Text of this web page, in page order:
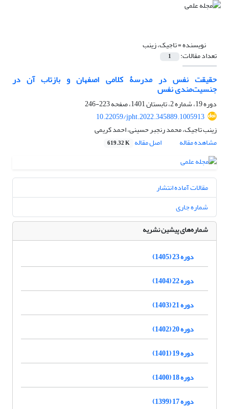
نویسنده =تاجیک، زینب
تعداد مقالات: 1
حقیقت نفس در مدرسۀ کلامی اصفهان و بازتاب آن در
جنسیت‌مندی نفس
دوره 19، شماره 2، تابستان 1401، صفحه
223-246
10.22059/jpht.2022.345889.1005913
زینب تاجیک، محمد رنجبر حسینی، احمد کریمی
مشاهده مقاله
اصل مقاله 619.32 K
مقالات آماده انتشار
شماره جاری
شماره‌های پیشین نشریه
دوره 23 (1405)
دوره 22 (1404)
دوره 21 (1403)
دوره 20 (1402)
دوره 19 (1401)
دوره 18 (1400)
دوره 17 (1399)